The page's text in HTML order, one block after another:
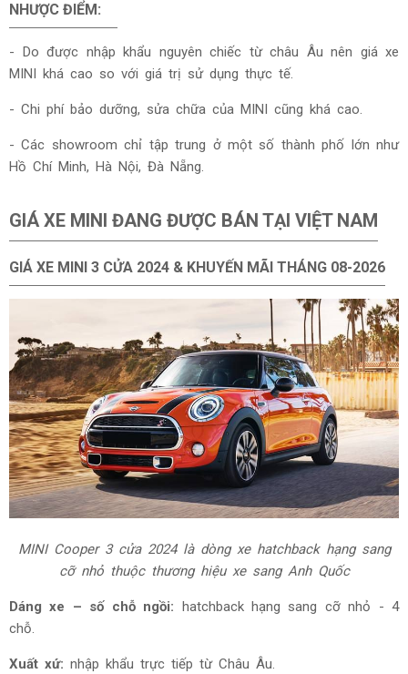
NHƯỢC ĐIỂM:
- Do được nhập khẩu nguyên chiếc từ châu Âu nên giá xe
MINI khá cao so với giá trị sử dụng thực tế.
- Chi phí bảo dưỡng, sửa chữa của MINI cũng khá cao.
- Các showroom chỉ tập trung ở một số thành phố lớn như
Hồ Chí Minh, Hà Nội, Đà Nẵng.
GIÁ XE MINI ĐANG ĐƯỢC BÁN TẠI VIỆT NAM
GIÁ XE MINI 3 CỬA 2024 & KHUYẾN MÃI THÁNG 08-2026
MINI Cooper 3 cửa 2024 là dòng xe hatchback hạng sang
cỡ nhỏ thuộc thương hiệu xe sang Anh Quốc
Dáng xe – số chỗ ngồi: hatchback hạng sang cỡ nhỏ - 4
chỗ.
Xuất xứ: nhập khẩu trực tiếp từ Châu Âu.